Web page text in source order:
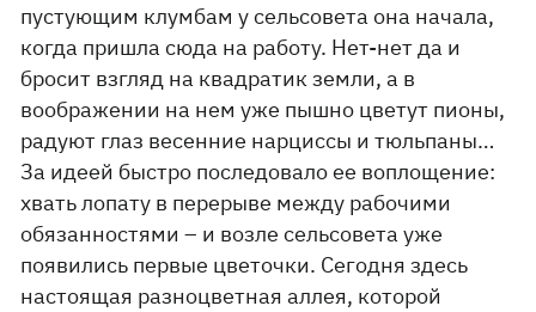
пустующим клумбам у сельсовета она начала,
когда пришла сюда на работу. Нет-нет да и
бросит взгляд на квадратик земли, а в
воображении на нем уже пышно цветут пионы,
радуют глаз весенние нарциссы и тюльпаны…
За идеей быстро последовало ее воплощение:
хвать лопату в перерыве между рабочими
обязанностями – и возле сельсовета уже
появились первые цветочки. Сегодня здесь
настоящая разноцветная аллея, которой